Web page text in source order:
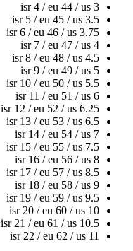
isr 4 / eu 44 / us 3
isr 5 / eu 45 / us 3.5
isr 6 / eu 46 / us 3.75
isr 7 / eu 47 / us 4
isr 8 / eu 48 / us 4.5
isr 9 / eu 49 / us 5
isr 10 / eu 50 / us 5.5
isr 11 / eu 51 / us 6
isr 12 / eu 52 / us 6.25
isr 13 / eu 53 / us 6.5
isr 14 / eu 54 / us 7
isr 15 / eu 55 / us 7.5
isr 16 / eu 56 / us 8
isr 17 / eu 57 / us 8.5
isr 18 / eu 58 / us 9
isr 19 / eu 59 / us 9.5
isr 20 / eu 60 / us 10
isr 21 / eu 61 / us 10.5
isr 22 / eu 62 / us 11